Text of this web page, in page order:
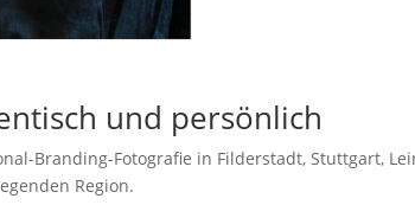
und persönlich
Branding-Fotografie in Filderstadt, Stuttgart,
Region.